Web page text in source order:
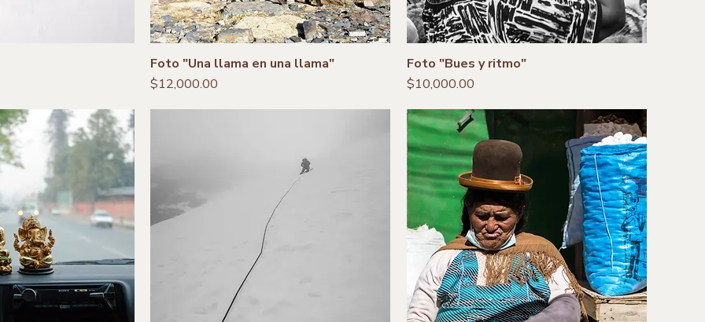
Foto "Una llama en una llama"
Precio
$12,000.00
Foto "Bues y ritmo"
Precio
$10,000.00